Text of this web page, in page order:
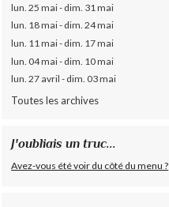
lun. 25 mai - dim. 31 mai
lun. 18 mai - dim. 24 mai
lun. 11 mai - dim. 17 mai
lun. 04 mai - dim. 10 mai
lun. 27 avril - dim. 03 mai
Toutes les archives
J'oubliais un truc...
Avez-vous été voir du côté du menu ?